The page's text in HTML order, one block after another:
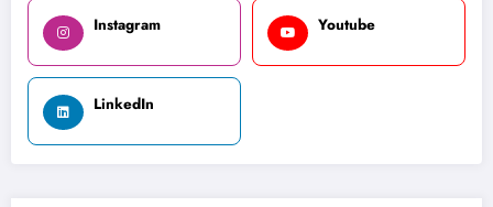
Instagram Youtube
LinkedIn